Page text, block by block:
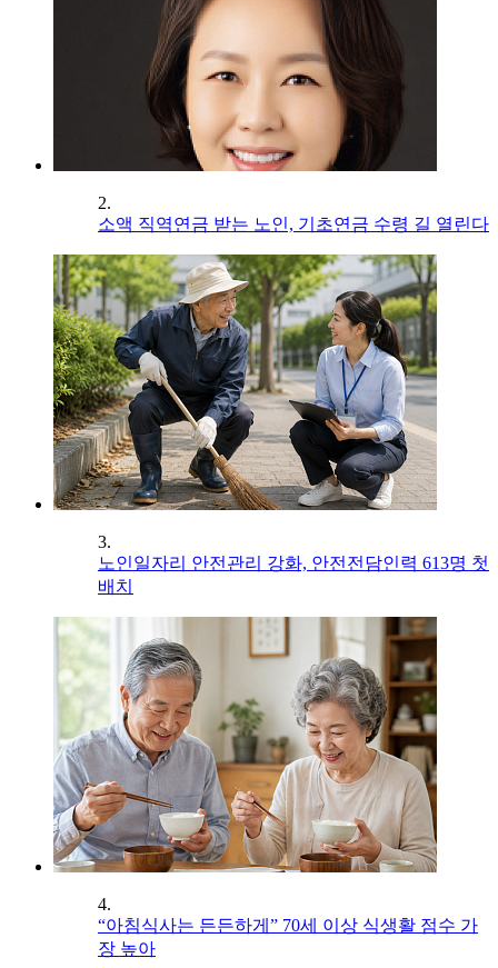
2.
소액 직역연금 받는 노인, 기초연금 수령 길 열린다
3.
노인일자리 안전관리 강화, 안전전담인력 613명 첫
배치
4.
“아침식사는 든든하게” 70세 이상 식생활 점수 가
장 높아